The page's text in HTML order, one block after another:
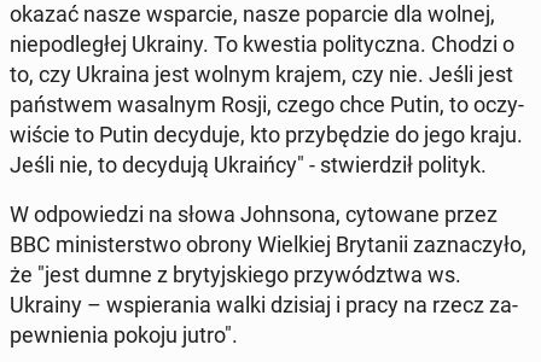
okazać nasze wspar­cie, nasze po­par­cie dla wolnej,
nie­pod­le­głej Ukrainy. To kwestia po­li­tycz­na. Chodzi o
to, czy Ukraina jest wolnym krajem, czy nie. Jeśli jest
pań­stwem wa­sal­nym Rosji, czego chce Putin, to oczy­
wi­ście to Putin de­cy­du­je, kto przy­bę­dzie do jego kraju.
Jeśli nie, to de­cy­du­ją Ukra­iń­cy" - stwier­dził polityk.
W od­po­wie­dzi na słowa John­so­na, cy­to­wa­ne przez
BBC mi­ni­ster­stwo obrony Wiel­kiej Bry­ta­nii za­zna­czy­ło,
że "jest dumne z bry­tyj­skie­go przy­wódz­twa ws.
Ukrainy – wspie­ra­nia walki dzisiaj i pracy na rzecz za­
pew­nie­nia pokoju jutro".